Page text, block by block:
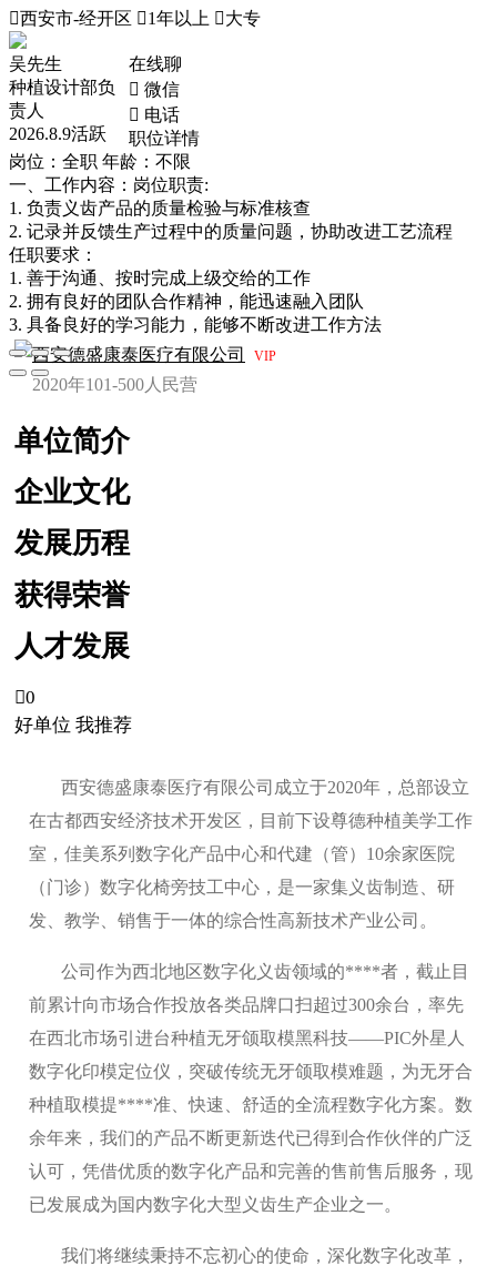
西安市-经开区 1年以上 大专
吴先生
种植设计部负
责人
2026.8.9活跃
在线聊
 微信
 电话
职位详情
岗位：全职 年龄：不限
一、工作内容：岗位职责:
1. 负责义齿产品的质量检验与标准核查
2. 记录并反馈生产过程中的质量问题，协助改进工艺流程
任职要求：
1. 善于沟通、按时完成上级交给的工作
2. 拥有良好的团队合作精神，能迅速融入团队
3. 具备良好的学习能力，能够不断改进工作方法
西安德盛康泰医疗有限公司
VIP
2020年101-500人 民营
单位简介
企业文化
发展历程
获得荣誉
人才发展
0
好单位 我推荐
西安德盛康泰医疗有限公司成立于2020年，总部设立
在古都西安经济技术开发区，目前下设尊德种植美学工作
室，佳美系列数字化产品中心和代建（管）10余家医院
（门诊）数字化椅旁技工中心，是一家集义齿制造、研
发、教学、销售于一体的综合性高新技术产业公司。
公司作为西北地区数字化义齿领域的****者，截止目
前累计向市场合作投放各类品牌口扫超过300余台，率先
在西北市场引进台种植无牙颌取模黑科技——PIC外星人
数字化印模定位仪，突破传统无牙颌取模难题，为无牙合
种植取模提****准、快速、舒适的全流程数字化方案。数
余年来，我们的产品不断更新迭代已得到合作伙伴的广泛
认可，凭借优质的数字化产品和完善的售前售后服务，现
已发展成为国内数字化大型义齿生产企业之一。
我们将继续秉持不忘初心的使命，深化数字化改革，